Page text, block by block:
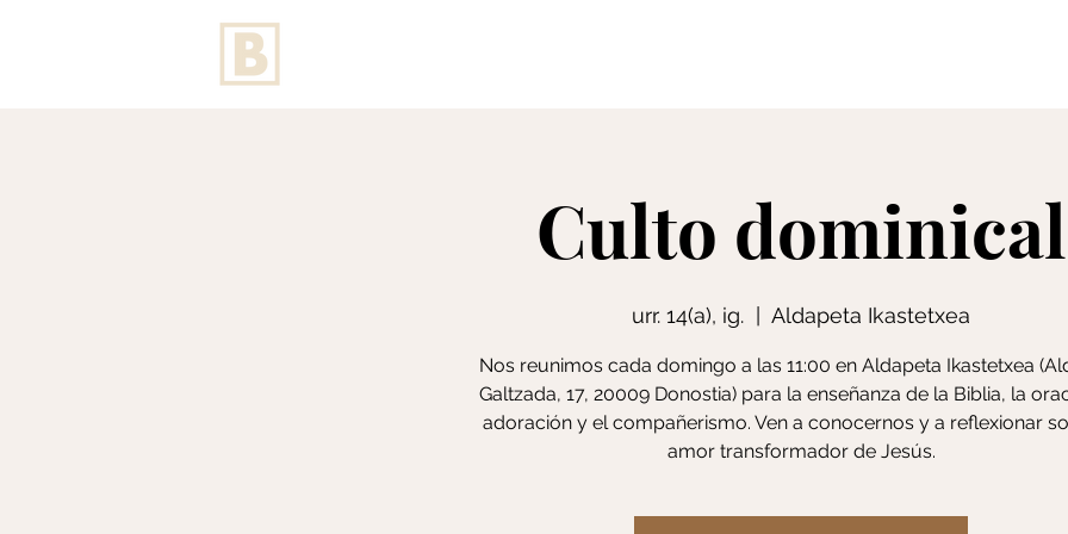
Culto dominical
urr. 14(a), ig. Aldapeta Ikastetxea
Nos reunimos cada domingo a las 11:00 en Aldapeta Ikastetxea
Galtzada, 17, 20009 Donostia) para la enseñanza de la Biblia, la
adoración y el compañerismo. Ven a conocernos y a reflexionar
amor transformador de Jesús.